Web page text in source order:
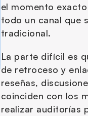
el momento
todo un canal que
tradicional.
La parte difícil es
de retroceso y
reseñas,
coinciden con los
realizar auditorías